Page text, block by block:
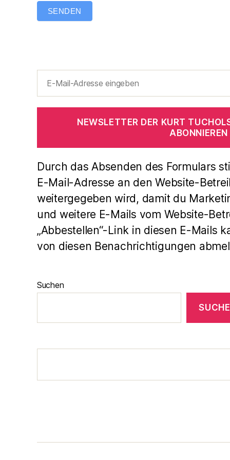
SENDEN
NEWSLETTER DER KURT
ABONNIEREN
Durch das Absenden des Formulars
E-Mail-Adresse an den Website-
weitergegeben wird, damit du
und weitere E-Mails vom Website-
„Abbestellen“-Link in diesen E-Mails
von diesen Benachrichtigungen
Suchen